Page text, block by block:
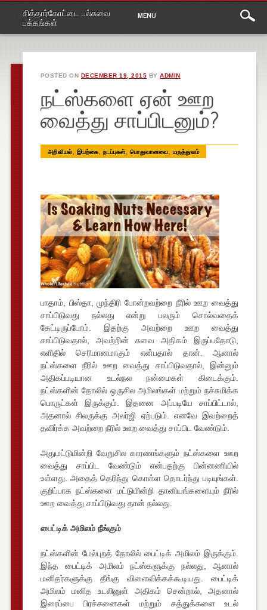
சித்தார்கோட்டை பல்சுவை
பக்கங்கள்
Main
menu
content
MENU
POSTED ON DECEMBER 19, 2015 BYADMIN
நட்ஸ்களை ஏன் ஊற
வைத்து சாப்பிடனும்?
அறிவியல், இயற்கை, நடப்புகள், பொதுவானவை, மருத்துவம்
பாதாம், பிஸ்தா, முந்திரி போன்றவற்றை நீரில் ஊற வைத்து
சாப்பிடுவது நல்லது என்று பலரும் சொல்வதைக்
கேட்டிருப்போம். இதற்கு அவற்றை ஊற வைத்து
சாப்பிடுவதால், அவற்றின் சுவை அதிகம் இருப்பதோடு,
எளிதில் செரிமானமாகும் என்பதால் தான். ஆனால்
நட்ஸ்களை நீரில் ஊற வைத்து சாப்பிடுவதால், இன்னும்
அதிகப்படியான உடல்நல நன்மைகள் கிடைக்கும்.
நட்ஸ்களின் தோலில் ஒருசில அமிலங்கள் மற்றும் நச்சுமிக்க
பொருட்கள் இருக்கும். இதனை அப்படியே சாப்பிட்டால்,
அதனால் சிலருக்கு அலர்ஜி ஏற்படும். எனவே இவற்றைத்
தவிர்க்க அவற்றை நீரில் ஊற வைத்து சாப்பிட வேண்டும்.
அதுமட்டுமின்றி வேறுசில காரணங்களும் நட்ஸ்களை ஊற
வைத்து சாப்பிட வேண்டும் என்பதற்கு பின்னணியில்
உள்ளது. அதைத் தெரிந்து கொள்ள தொடர்ந்து படியுங்கள்.
குறிப்பாக நட்ஸ்களை மட்டுமின்றி தானியங்களையும் நீரில்
ஊற வைத்து சாப்பிடுவது தான் நல்லது.
பைட்டிக் அமிலம் நீங்கும்
நட்ஸ்களின் மேல்புறத் தோலில் பைட்டிக் அமிலம் இருக்கும்.
இந்த பைட்டிக் அமிலம் நட்ஸ்களுக்கு நல்லது, ஆனால்
மனிதர்களுக்கு தீங்கு விளைவிக்கக்கூடியது. பைட்டிக்
அமிலம் மனித உடலினுள் அதிகம் சென்றால், அதனால்
இரைப்பை பிரச்சனைகள் மற்றும் சத்துக்களை உடல்